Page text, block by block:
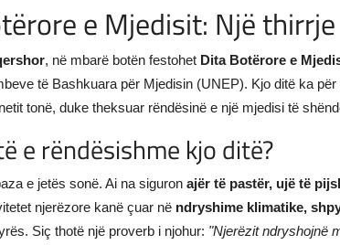
e Mjedisit: Një
, në mbarë botën festohet Dita Botërore e
të Bashkuara për Mjedisin (UNEP). Kjo ditë ka
tonë, duke theksuar rëndësinë e një mjedisi të
e rëndësishme kjo ditë?
e jetës sonë. Ai na siguron ajër të pastër, ujë të
njerëzore kanë çuar në ndryshime klimatike,
Siç thotë një proverb i njohur: "Njerëzit ndryshojnë